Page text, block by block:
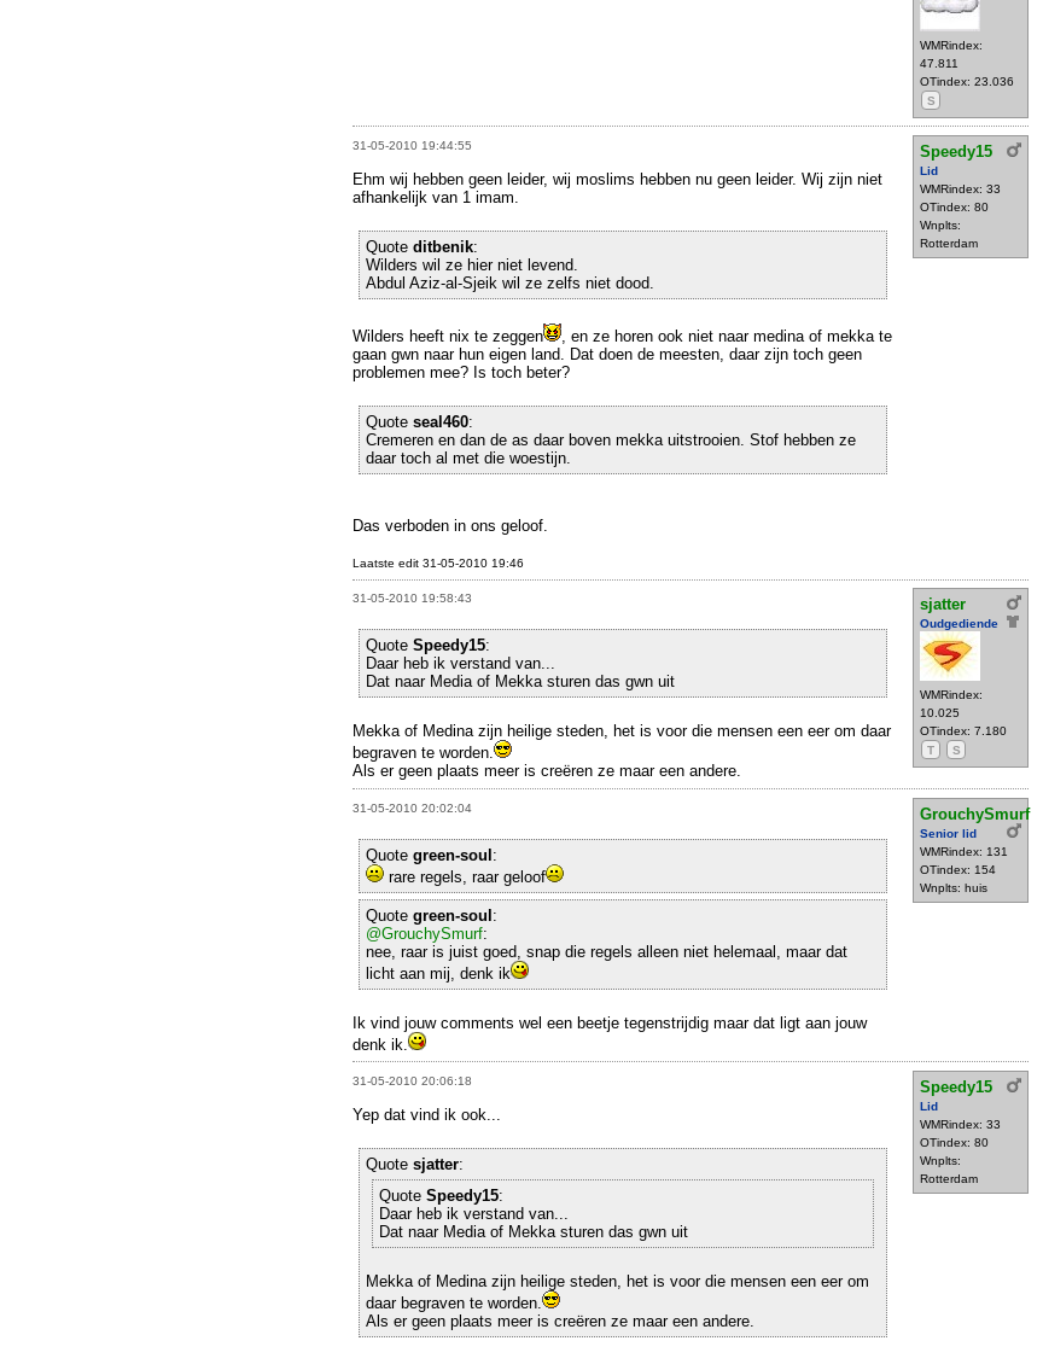
WMRindex:
47.811
OTindex: 23.036
S
31-05-2010 19:44:55 Speedy15
Lid
WMRindex: 33
OTindex: 80
Wnplts:
Rotterdam
Ehm wij hebben geen leider, wij moslims hebben nu geen leider. Wij zijn niet
afhankelijk van 1 imam.
Quote ditbenik:
Wilders wil ze hier niet levend.
Abdul Aziz-al-Sjeik wil ze zelfs niet dood.
Wilders heeft nix te zeggen
, en ze horen ook niet naar medina of mekka te
gaan gwn naar hun eigen land. Dat doen de meesten, daar zijn toch geen
problemen mee? Is toch beter?
Quote seal460:
Cremeren en dan de as daar boven mekka uitstrooien. Stof hebben ze
daar toch al met die woestijn.
Das verboden in ons geloof.
Laatste edit 31-05-2010 19:46
31-05-2010 19:58:43 sjatter
Oudgediende
WMRindex:
10.025
OTindex: 7.180
T
S
Quote Speedy15:
Daar heb ik verstand van...
Dat naar Media of Mekka sturen das gwn uit
Mekka of Medina zijn heilige steden, het is voor die mensen een eer om daar
begraven te worden.
Als er geen plaats meer is creëren ze maar een andere.
31-05-2010 20:02:04 GrouchySmurf
Senior lid
WMRindex: 131
OTindex: 154
Wnplts: huis
Quote green-soul:
rare regels, raar geloof
Quote green-soul:
@GrouchySmurf:
nee, raar is juist goed, snap die regels alleen niet helemaal, maar dat
licht aan mij, denk ik
Ik vind jouw comments wel een beetje tegenstrijdig maar dat ligt aan jouw
denk ik.
31-05-2010 20:06:18 Speedy15
Lid
WMRindex: 33
OTindex: 80
Wnplts:
Rotterdam
Yep dat vind ik ook...
Quote sjatter:
Quote Speedy15:
Daar heb ik verstand van...
Dat naar Media of Mekka sturen das gwn uit
Mekka of Medina zijn heilige steden, het is voor die mensen een eer om
daar begraven te worden.
Als er geen plaats meer is creëren ze maar een andere.